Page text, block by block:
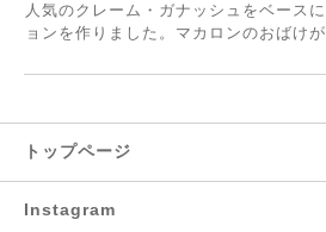
人気のクレーム・ガナッシュをベース
ョンを作りました。マカロンのおばけ
トップページ
Instagram